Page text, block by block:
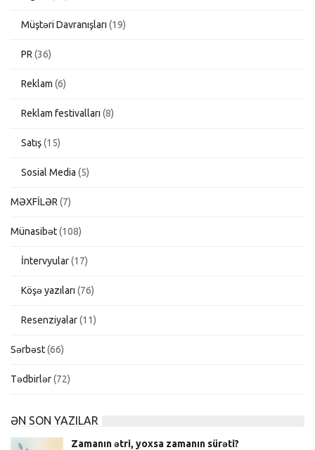
Müştəri Davranışları (19)
PR (36)
Reklam (6)
Reklam festivalları (8)
Satış(15)
Sosial Media (5)
MƏXFİLƏR (7)
Münasibət(108)
İntervyular(17)
Köşə yazıları (76)
Resenziyalar(11)
Sərbəst(66)
Tədbirlər(72)
ƏN SON YAZILAR
Zamanın ətri, yoxsa zamanın sürəti?